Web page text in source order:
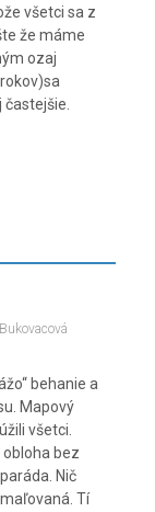
všetci sa z
že máme
ozaj
behanie a
Mapový
všetci.
bez
Nič
Tí